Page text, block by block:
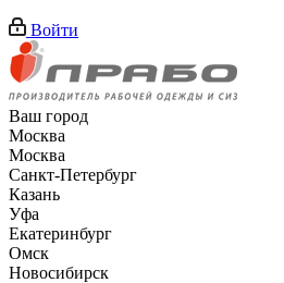
Войти
Ваш город
Москва
Москва
Санкт-Петербург
Казань
Уфа
Екатеринбург
Омск
Новосибирск